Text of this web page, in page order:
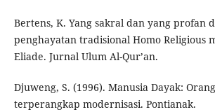
Bertens, K. Yang sakral dan yang profan
penghayatan tradisional Homo Religious
Eliade. Jurnal Ulum Al-Qur’an.
Djuweng, S. (1996). Manusia Dayak:
terperangkap modernisasi. Pontianak.